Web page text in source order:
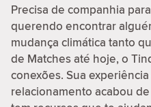
Precisa de companhia
querendo encontrar
mudança climática tanto
de Matches até hoje, o
conexões. Sua
relacionamento acabou